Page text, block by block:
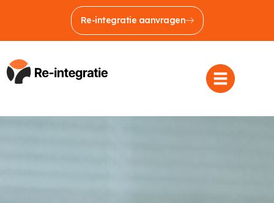
Re-integratie aanvragen